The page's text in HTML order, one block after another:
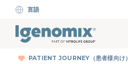
content
言語
PATIENT JOURNEY（患者様向け）